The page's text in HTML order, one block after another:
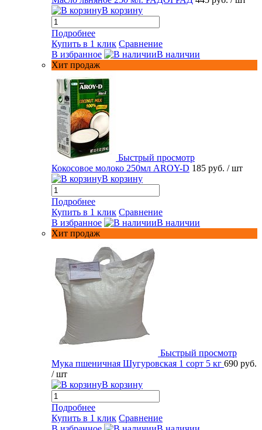
В корзину
Подробнее
Купить в 1 клик Сравнение
В избранное
В наличии
Хит продаж
Быстрый просмотр
Кокосовое молоко 250мл AROY-D 185 руб. / шт
В корзину
Подробнее
Купить в 1 клик Сравнение
В избранное
В наличии
Хит продаж
Быстрый просмотр
Мука пшеничная Шугуровская 1 сорт 5 кг 690 руб.
/ шт
В корзину
Подробнее
Купить в 1 клик Сравнение